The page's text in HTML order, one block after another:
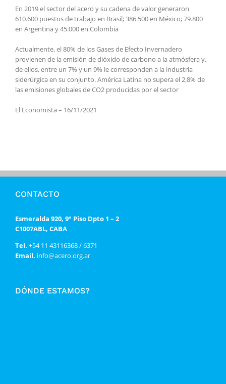
En 2019 el sector del acero y su cadena de valor generaron
610.600 puestos de trabajo en Brasil; 386.500 en México; 79.800
en Argentina y 45.000 en Colombia
Actualmente, el 80% de los Gases de Efecto Invernadero
provienen de la emisión de dióxido de carbono a la atmósfera y,
de ellos, entre un 7% y un 9% le corresponden a la industria
siderúrgica en su conjunto. América Latina no supera el 2,8% de
las emisiones globales de CO2 producidas por el sector
El Economista – 16/11/2021
CONTACTO
Esmeralda 920, 9° Piso Dpto 1 – 2
C1007ABL, CABA
Tel. +54 11 43116368 / 6371
Email. info@acero.org.ar
DÓNDE ESTAMOS?